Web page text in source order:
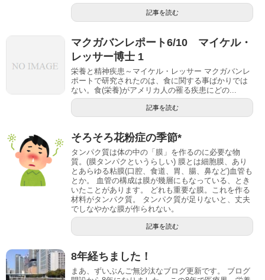
記事を読む
マクガバンレポート6/10 マイケル・
レッサー博士 1
栄養と精神疾患～マイケル・レッサー マクガバンレ
ポートで研究されたのは、食に関する事ばかりでは
ない。食(栄養)がアメリカ人の罹る疾患にどの...
記事を読む
そろそろ花粉症の季節*
タンパク質は体の中の「膜」を作るのに必要な物
質。(膜タンパクというらしい) 膜とは細胞膜、あり
とあらゆる粘膜(口腔、食道、胃、腸、鼻など)血管も
とか。 血管の構成は膜が幾層にもなっている、とき
いたことがあります。 どれも重要な膜。これを作る
材料がタンパク質。 タンパク質が足りないと、丈夫
でしなやかな膜が作られない。
記事を読む
8年経ちました！
まあ、ずいぶんご無沙汰なブログ更新です。 ブログ